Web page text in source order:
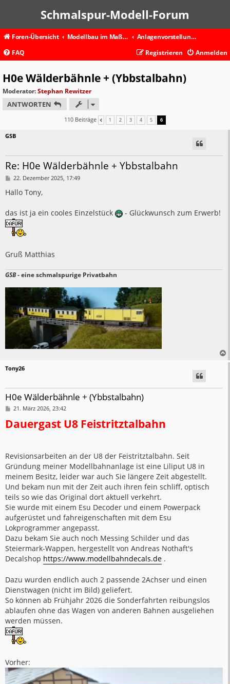
Schmalspur-Modell-Forum
Foren-Übersicht Modellbau im Maßstab 1:87 und kleiner
Anlagenvorstellungen
FAQ
Anmelden
Registrieren
H0e Wälderbähnle + (Ybbstalbahn)
Moderator:Stephan Rewitzer
ANTWORTEN
110 Beiträge VORHERIGE
1 2 3 4 5 6
GSB
Re: H0e Wälderbähnle + Ybbstalbahn
B
i
t
a
g
22. Dezember 2025, 17:49
Hallo Tony,
das ist ja ein cooles Einzelstück - Glückwunsch zum Erwerb!
Gruß Matthias
GSB- eine schmalspurige Privatbahn
Tony26
H0e Wälderbähnle + (Ybbstalbahn)
B
i
t
21. März 2026, 23:42
Dauergast U8 Feistritztalbahn
Revisionsarbeiten an der U8 der Feistritztalbahn. Seit
Gründung meiner Modellbahnanlage ist eine Liliput U8 in
meinem Besitz, leider war auch Sie längere Zeit abgestellt.
Und bekam nun mit der Zeit auch ihren fein schliff, optisch
teils so wie das Original dort aktuell verkehrt.
Sie wurde mit einem Esu Decoder und einem Powerpack
aufgerüstet und fahreigenschaften mit dem Esu
Lokprogrammer angepasst.
Dazu bekam Sie auch noch Messing Schilder und das
Steiermark-Wappen, hergestellt von Andreas Nothaft's
Decalshop https://www.modellbahndecals.de .
Dazu wurden endlich auch 2 passende 2Achser und einen
Dienstwagen (nicht im Bild) geliefert.
So können ab Frühjahr 2026 die Sonderfahrten reibungslos
ablaufen ohne das Wagen von anderen Bahnen ausgeliehen
werden müssen.
Vorher: